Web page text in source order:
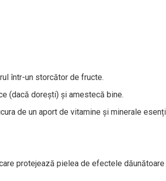
într-un storcător de fructe.
(dacă dorești) și amestecă bine.
de un aport de vitamine și minerale
protejează pielea de efectele